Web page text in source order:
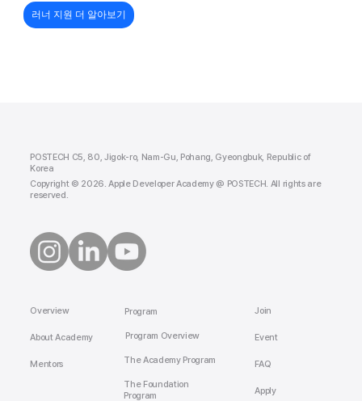
러너 지원 더 알아보기
POSTECH C5, 80, Jigok-ro, Nam-Gu, Pohang, Gyeongbuk, Republic of
Korea
Copyright © 2026. Apple Developer Academy @ POSTECH. All rights are
reserved.
Overview
About Academy
Mentors
Program
Program Overview
The Academy Program
The Foundation
Program
Join
Event
FAQ
Apply